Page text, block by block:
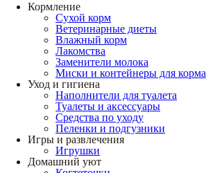
Кормление
Сухой корм
Ветеринарные диеты
Влажный корм
Лакомства
Заменители молока
Миски и контейнеры для корма
Уход и гигиена
Наполнители для туалета
Туалеты и аксессуары
Средства по уходу
Пеленки и подгузники
Игры и развлечения
Игрушки
Домашний уют